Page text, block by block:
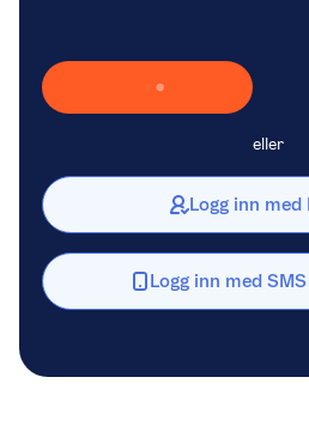
Laster inn Vipps …
eller
Logg inn med
Logg inn med